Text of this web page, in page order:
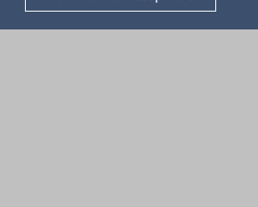
Anfahrt
E-Rechnung